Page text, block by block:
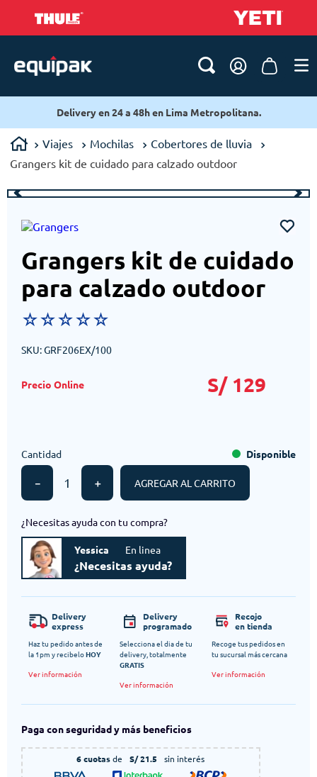
Delivery en 24 a 48h en Lima Metropolitana.
Viajes Mochilas
Cobertores de lluvia
Grangers kit de cuidado para calzado outdoor
Grangers kit de cuidado
para calzado outdoor
☆☆☆☆☆
SKU:GRF206EX/100
S/ 129
Cantidad
＋
－
Disponible
AGREGAR AL CARRITO
¿Necesitas ayuda con tu compra?
Yessica En linea
¿Necesitas ayuda?
Delivery
express
Haz tu pedido antes de
la 1pm y recibeloHOY
Ver información
Delivery
programado
Selecciona el dia de tu
delivery, totalmente
GRATIS
Ver información
Recojo
en tienda
Recoge tus pedidos en
tu sucursal más cercana
Ver información
Paga con seguridad y más beneficios
6 cuotasde S/ 21.5 sin interés